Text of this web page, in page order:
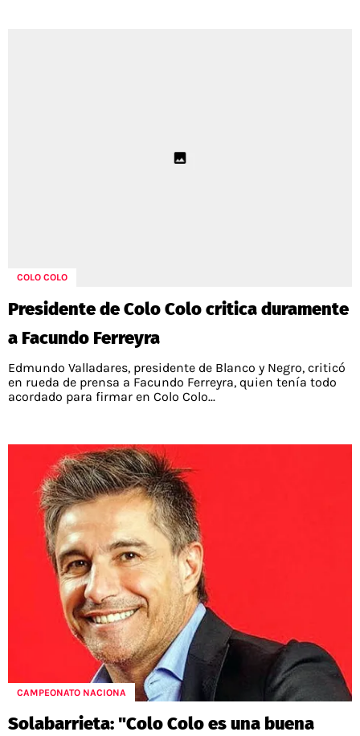
COLO COLO
Presidente de Colo Colo critica duramente
a Facundo Ferreyra
Edmundo Valladares, presidente de Blanco y Negro, criticó
en rueda de prensa a Facundo Ferreyra, quien tenía todo
acordado para firmar en Colo Colo...
CAMPEONATO NACIONA
Solabarrieta: "Colo Colo es una buena